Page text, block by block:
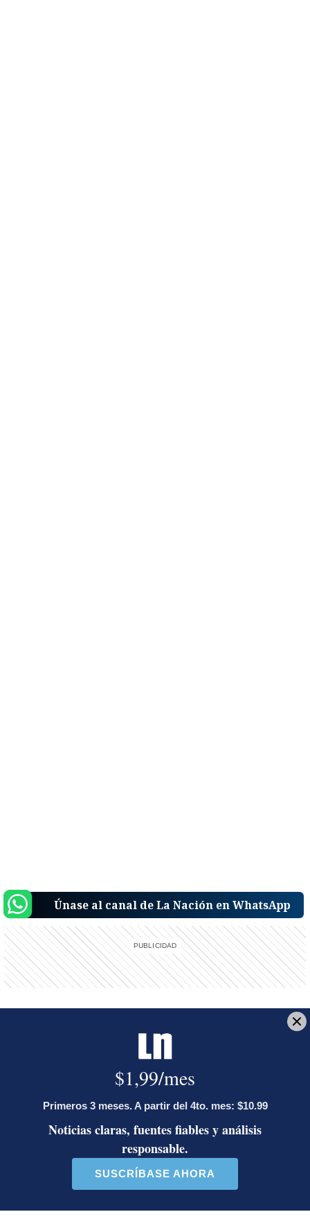
Únase al canal de La Nación en WhatsApp
Le explicamos los hechos políticos de la jornada y cómo inciden en
la vida de los ciudadanos
Deseo recibir comunicaciones
matrimonio homosexual Marco Castillo